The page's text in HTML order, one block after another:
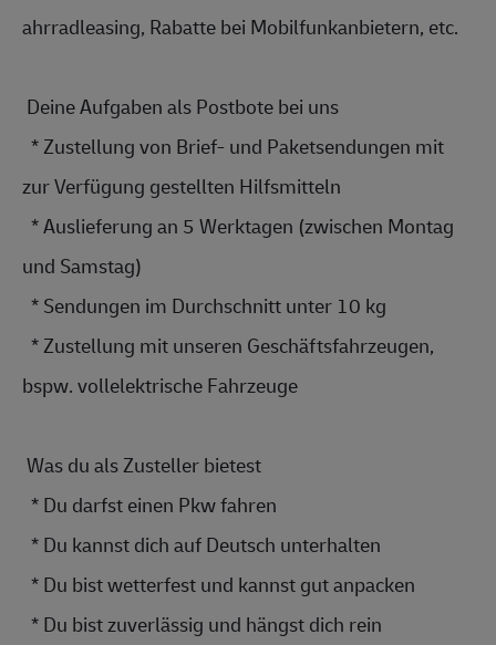
ahrradleasing, Rabatte bei Mobilfunkanbietern, etc.
Deine Aufgaben als Postbote bei uns
zur Verfügung gestellten Hilfsmitteln
und Samstag)
  * Sendungen im Durchschnitt unter 10 kg
  * Zustellung mit unseren
Geschäftsfahrzeugen,
bspw. vollelektrische Fahrzeuge
Was du als Zusteller bietest
  * Du darfst einen Pkw fahren
  * Du kannst dich auf Deutsch unterhalten
  * Du bist wetterfest und kannst gut anpacken
  * Du bist zuverlässig und hängst dich rein